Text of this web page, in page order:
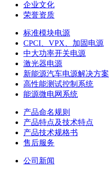
企业文化
荣誉资质
标准模块电源
CPCI、VPX、加固电源
中大功率开关电源
激光器电源
新能源汽车电源解决方案
高性能测试控制系统
能源微电网系统
产品命名规则
产品特点及技术特点
产品技术规格书
售后服务
公司新闻